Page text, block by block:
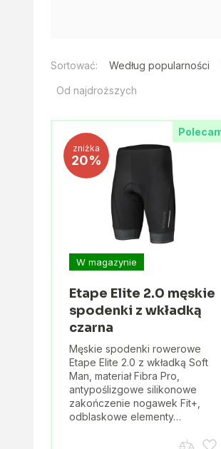
Sortować: Według popularności
Od najdroższych
zniżka
20%
W magazynie
Etape Elite 2.0 męskie
spodenki z wkładką
czarna
Męskie spodenki rowerowe
Etape Elite 2.0 z wkładką Soft
Man, materiał Fibra Pro,
antypoślizgowe silikonowe
zakończenie nogawek Fit+,
odblaskowe elementy…